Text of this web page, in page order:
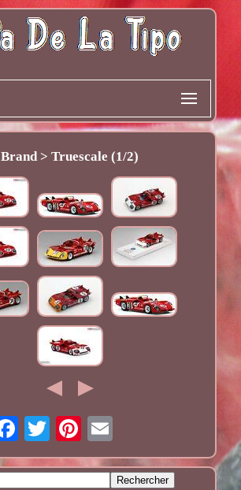
Brand > Truescale (1/2)